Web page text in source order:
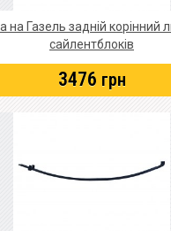
на Газель задній корінний
сайлентблоків
3476 грн